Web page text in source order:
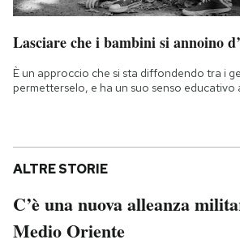
Lasciare che i bambini si annoino
È un approccio che si sta diffondendo tra i
permetterselo, e ha un suo senso educativo
ALTRE STORIE
C’è una nuova alleanza
Medio Oriente